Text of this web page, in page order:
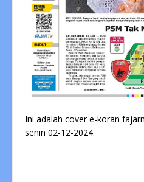
Ini adalah cover e-koran
senin 02-12-2024.